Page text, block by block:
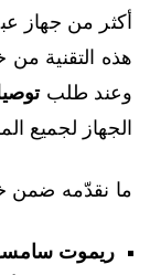
أكثر من جهاز
هذه التقنية
وعند طلب
الجهاز لجميع
ما نقدّمه ضمن
ريموت